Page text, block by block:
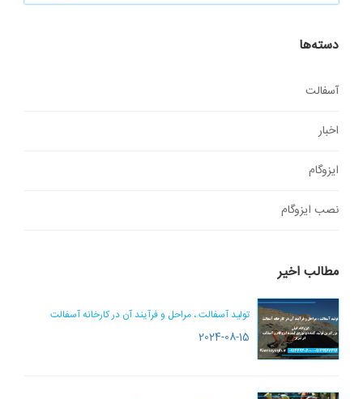
دسته‌ها
آسفالت
اخبار
ایزوگام
نصب ایزوگام
مطالب اخیر
تولید آسفالت ، مراحل و فرآیند آن در کارخانه آسفالت
2024-08-15